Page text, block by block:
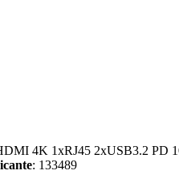
4K 1xRJ45 2xUSB3.2 PD
: 133489